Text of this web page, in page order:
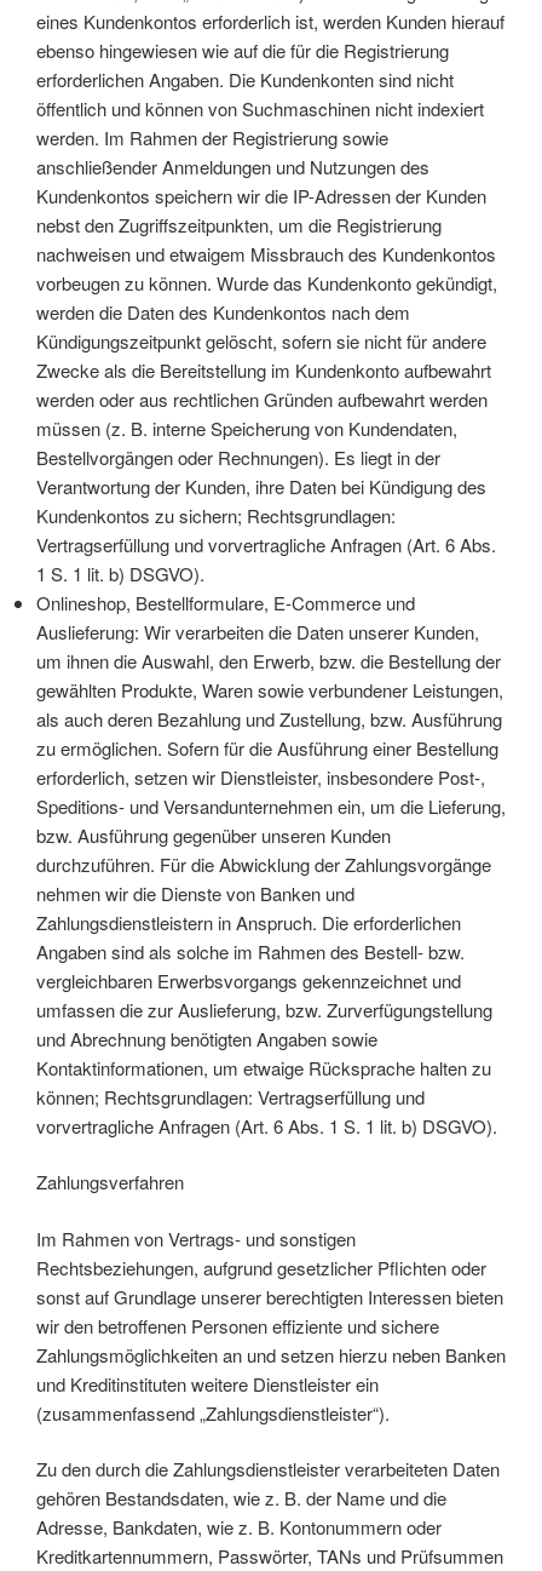
eines Kundenkontos erforderlich ist, werden Kunden hierauf
ebenso hingewiesen wie auf die für die Registrierung
erforderlichen Angaben. Die Kundenkonten sind nicht
öffentlich und können von Suchmaschinen nicht indexiert
werden. Im Rahmen der Registrierung sowie
anschließender Anmeldungen und Nutzungen des
Kundenkontos speichern wir die IP-Adressen der Kunden
nebst den Zugriffszeitpunkten, um die Registrierung
nachweisen und etwaigem Missbrauch des Kundenkontos
vorbeugen zu können. Wurde das Kundenkonto gekündigt,
werden die Daten des Kundenkontos nach dem
Kündigungszeitpunkt gelöscht, sofern sie nicht für andere
Zwecke als die Bereitstellung im Kundenkonto aufbewahrt
werden oder aus rechtlichen Gründen aufbewahrt werden
müssen (z. B. interne Speicherung von Kundendaten,
Bestellvorgängen oder Rechnungen). Es liegt in der
Verantwortung der Kunden, ihre Daten bei Kündigung des
Kundenkontos zu sichern; Rechtsgrundlagen:
Vertragserfüllung und vorvertragliche Anfragen (Art. 6 Abs.
1 S. 1 lit. b) DSGVO).
Onlineshop, Bestellformulare, E-Commerce und
Auslieferung: Wir verarbeiten die Daten unserer Kunden,
um ihnen die Auswahl, den Erwerb, bzw. die Bestellung der
gewählten Produkte, Waren sowie verbundener Leistungen,
als auch deren Bezahlung und Zustellung, bzw. Ausführung
zu ermöglichen. Sofern für die Ausführung einer Bestellung
erforderlich, setzen wir Dienstleister, insbesondere Post-,
Speditions- und Versandunternehmen ein, um die Lieferung,
bzw. Ausführung gegenüber unseren Kunden
durchzuführen. Für die Abwicklung der Zahlungsvorgänge
nehmen wir die Dienste von Banken und
Zahlungsdienstleistern in Anspruch. Die erforderlichen
Angaben sind als solche im Rahmen des Bestell- bzw.
vergleichbaren Erwerbsvorgangs gekennzeichnet und
umfassen die zur Auslieferung, bzw. Zurverfügungstellung
und Abrechnung benötigten Angaben sowie
Kontaktinformationen, um etwaige Rücksprache halten zu
können; Rechtsgrundlagen: Vertragserfüllung und
vorvertragliche Anfragen (Art. 6 Abs. 1 S. 1 lit. b) DSGVO).
Zahlungsverfahren
Im Rahmen von Vertrags- und sonstigen
Rechtsbeziehungen, aufgrund gesetzlicher Pflichten oder
sonst auf Grundlage unserer berechtigten Interessen bieten
wir den betroffenen Personen effiziente und sichere
Zahlungsmöglichkeiten an und setzen hierzu neben Banken
und Kreditinstituten weitere Dienstleister ein
(zusammenfassend „Zahlungsdienstleister“).
Zu den durch die Zahlungsdienstleister verarbeiteten Daten
gehören Bestandsdaten, wie z. B. der Name und die
Adresse, Bankdaten, wie z. B. Kontonummern oder
Kreditkartennummern, Passwörter, TANs und Prüfsummen